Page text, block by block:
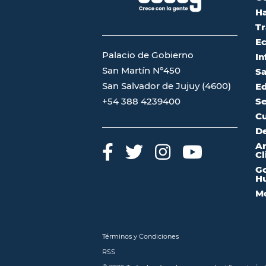
Palacio de Gobierno
San Martín Nº450
San Salvador de Jujuy (4600)
+54 388 4239400
Términos y Condiciones
RSS